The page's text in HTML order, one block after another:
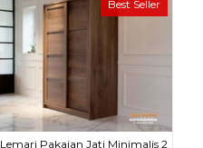
Best Seller
Lemari Pakaian Jati Minimalis 2